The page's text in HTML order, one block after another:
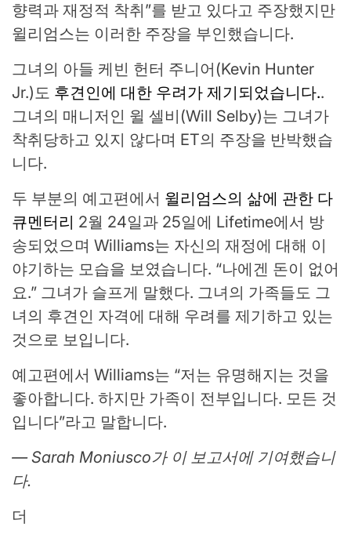
향력과 재정적 착취”를 받고 있다고 주장했지만
윌리엄스는 이러한 주장을 부인했습니다.
그녀의 아들 케빈 헌터 주니어(Kevin Hunter
Jr.)도 후견인에 대한 우려가 제기되었습니다..
그녀의 매니저인 윌 셀비(Will Selby)는 그녀가
착취당하고 있지 않다며 ET의 주장을 반박했습
니다.
두 부분의 예고편에서 윌리엄스의 삶에 관한 다
큐멘터리 2월 24일과 25일에 Lifetime에서 방
송되었으며 Williams는 자신의 재정에 대해 이
야기하는 모습을 보였습니다. “나에겐 돈이 없어
요.” 그녀가 슬프게 말했다. 그녀의 가족들도 그
녀의 후견인 자격에 대해 우려를 제기하고 있는
것으로 보입니다.
예고편에서 Williams는 “저는 유명해지는 것을
좋아합니다. 하지만 가족이 전부입니다. 모든 것
입니다”라고 말합니다.
— Sarah Moniusco가 이 보고서에 기여했습니
다.
더